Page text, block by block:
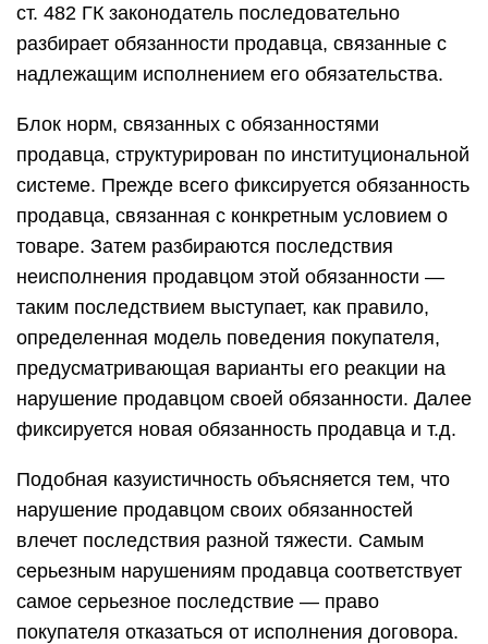
ст. 482 ГК законодатель последовательно
разбирает обязанности продавца, связанные с
надлежащим исполнением его обязательства.
Блок норм, связанных с обязанностями
продавца, структурирован по институциональной
системе. Прежде всего фиксируется обязанность
продавца, связанная с конкретным условием о
товаре. Затем разбираются последствия
неисполнения продавцом этой обязанности —
таким последствием выступает, как правило,
определенная модель поведения покупателя,
предусматривающая варианты его реакции на
нарушение продавцом своей обязанности. Далее
фиксируется новая обязанность продавца и т.д.
Подобная казуистичность объясняется тем, что
нарушение продавцом своих обязанностей
влечет последствия разной тяжести. Самым
серьезным нарушениям продавца соответствует
самое серьезное последствие — право
покупателя отказаться от исполнения договора.